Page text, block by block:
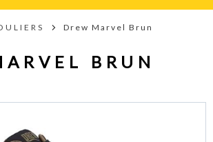
Drew Marvel Brun
BRUN